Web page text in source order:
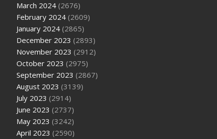
March 2024 (2676)
February 2024 (2609)
January 2024 (2865)
December 2023 (2893)
November 2023 (2912)
October 2023 (2975)
September 2023 (2867)
August 2023 (3139)
July 2023 (2914)
June 2023 (2737)
May 2023 (3242)
April 2023 (2590)